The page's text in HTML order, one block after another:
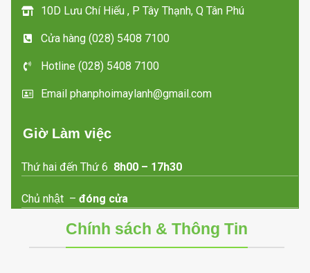
10D Lưu Chí Hiếu , P Tây Thạnh, Q Tân Phú
Cửa hàng (028) 5408 7100
Hotline (028) 5408 7100
Email phanphoimaylanh@gmail.com
Giờ Làm việc
Thứ hai đến Thứ 6 8h00 – 17h30
Chủ nhật –đóng cửa
Chính sách & Thông Tin